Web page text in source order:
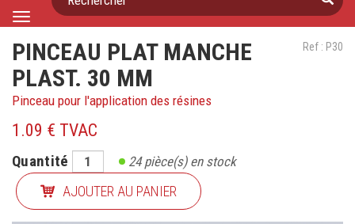
Toggle
Ref : P30
PINCEAU PLAT MANCHE
PLAST. 30 MM
Pinceau pour l'application des résines
1.09 € TVAC
Quantité 24pièce(s) en stock
AJOUTER AU PANIER